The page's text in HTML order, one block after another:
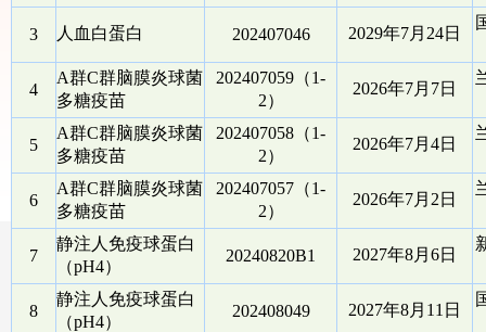
3 人血白蛋白 202407046 2029年7月24日
4
A群C群脑膜炎球菌
多糖疫苗
202407059（1-
2）
2026年7月7日
5
A群C群脑膜炎球菌
多糖疫苗
202407058（1-
2）
2026年7月4日
6
A群C群脑膜炎球菌
多糖疫苗
202407057（1-
2）
2026年7月2日
7
静注人免疫球蛋白
（pH4）
20240820B1 2027年8月6日
8
静注人免疫球蛋白
（pH4）
202408049 2027年8月11日